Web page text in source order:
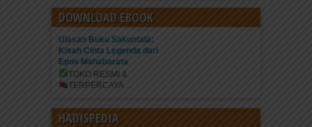
DOWNLOAD EBOOK
Ulasan Buku Sakuntala:
Kisah Cinta Legenda dari
Epos Mahabarata
TOKO RESMI &
TERPERCAYA ...
HADISPEDIA